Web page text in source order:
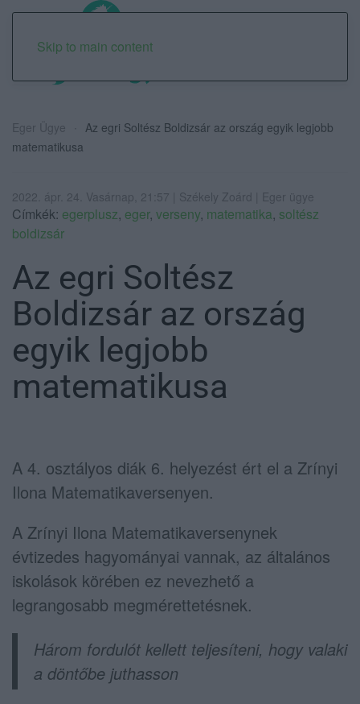
Skip to main content
Eger Ügye
Az egri Soltész Boldizsár az ország egyik legjobb
matematikusa
2022. ápr. 24. Vasárnap, 21:57 | Székely Zoárd | Eger ügye
Címkék: egerplusz, eger, verseny, matematika, soltész
boldizsár
Az egri Soltész
Boldizsár az ország
egyik legjobb
matematikusa
A 4. osztályos diák 6. helyezést ért el a Zrínyi
Ilona Matematikaversenyen.
A Zrínyi Ilona Matematikaversenynek
évtizedes hagyományai vannak, az általános
iskolások körében ez nevezhető a
legrangosabb megmérettetésnek.
Három fordulót kellett teljesíteni, hogy valaki
a döntőbe juthasson